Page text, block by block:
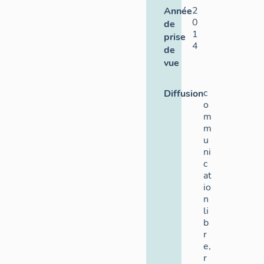
Année
de
prise
de
vue
2
0
1
4
Diffusionc
o
m
m
u
ni
c
at
io
n
li
b
r
e,
r